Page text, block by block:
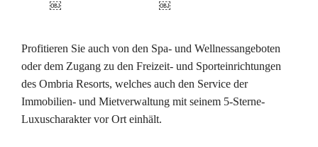
Profitieren Sie auch von den Spa- und Wellnessangeboten
oder dem Zugang zu den Freizeit- und Sporteinrichtungen
des Ombria Resorts, welches auch den Service der
Immobilien- und Mietverwaltung mit seinem 5-Sterne-
Luxuscharakter vor Ort einhält.